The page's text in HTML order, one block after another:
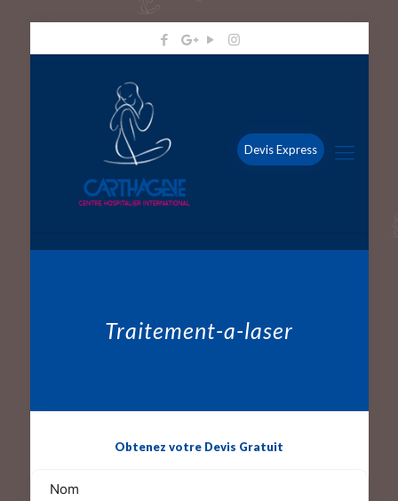
Devis Express
Traitement-a-laser
Obtenez votre Devis Gratuit